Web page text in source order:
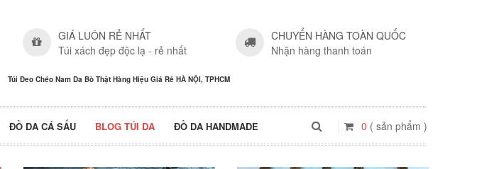
GIÁ LUÔN RẺ NHẤT
Túi xách đẹp độc lạ - rẻ nhất
CHUYỂN HÀNG TOÀN QUỐC
Nhận hàng thanh toán
Túi Đeo Chéo Nam Da Bò Thật Hàng Hiệu Giá Rẻ HÀ NỘI, TPHCM
ĐỒ DA CÁ SẤU BLOG TÚI DA ĐỒ DA HANDMADE 0 ( sản phẩm )